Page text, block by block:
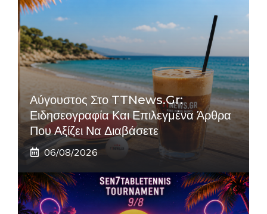
Αύγουστος Στο TTNews.gr:
Ειδησεογραφία Και Επιλεγμένα Άρθρα
Που Αξίζει Να Διαβάσετε
06/08/2026